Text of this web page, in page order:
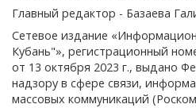
Главный редактор - Базаева
Сетевое издание
Кубань"», регистрационный
от 13 октября 2023 г., выдано
надзору в сфере связи,
массовых коммуникаций